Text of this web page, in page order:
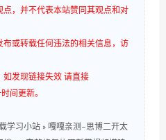
，并不代表本站赞同其观点和对
或转载任何违法的相关信息，访
如发现链接失效 请直接
间更新。
学习小站 » 嘎嘎亲测–思博二开太